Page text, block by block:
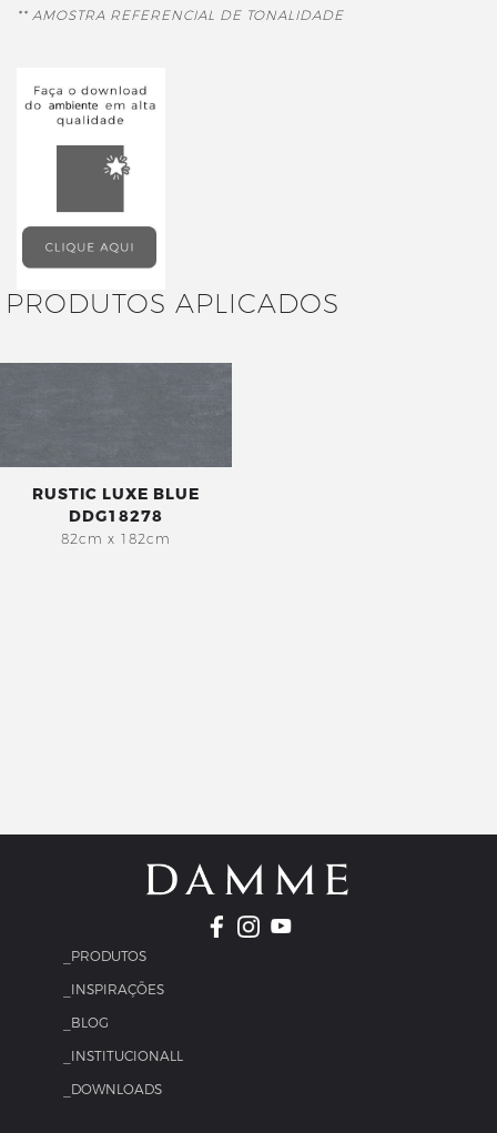
** AMOSTRA REFERENCIAL DE TONALIDADE
PRODUTOS APLICADOS
RUSTIC LUXE BLUE
DDG18278
82cm x 182cm
_PRODUTOS
_INSPIRAÇÕES
_BLOG
_INSTITUCIONALL
_DOWNLOADS